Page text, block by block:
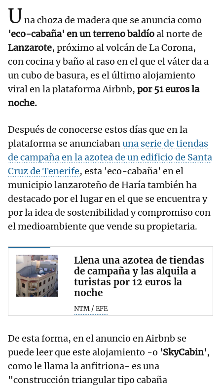
Una choza de madera que se anuncia como
'eco-cabaña' en un terreno baldíoal norte de
Lanzarote, próximo al volcán de La Corona,
con cocina y baño al raso en el que el váter da a
un cubo de basura, es el último alojamiento
viral en la plataforma Airbnb, por 51 euros la
noche.
Después de conocerse estos días que en la
plataforma se anunciabanuna serie de tiendas
de campaña en la azotea de un edificio de Santa
Cruz de Tenerife, esta 'eco-cabaña' en el
municipio lanzaroteño de Haría también ha
destacado por el lugar en el que se encuentra y
por la idea de sostenibilidad y compromiso con
el medioambiente que vende su propietaria.
Llena una azotea de tiendas
de campaña y las alquila a
turistas por 12 euros la
noche
NTM / EFE
De esta forma, en el anuncio en Airbnb se
puede leer que este alojamiento -o 'SkyCabin',
como le llama la anfitriona- es una
"construcción triangular tipo cabaña